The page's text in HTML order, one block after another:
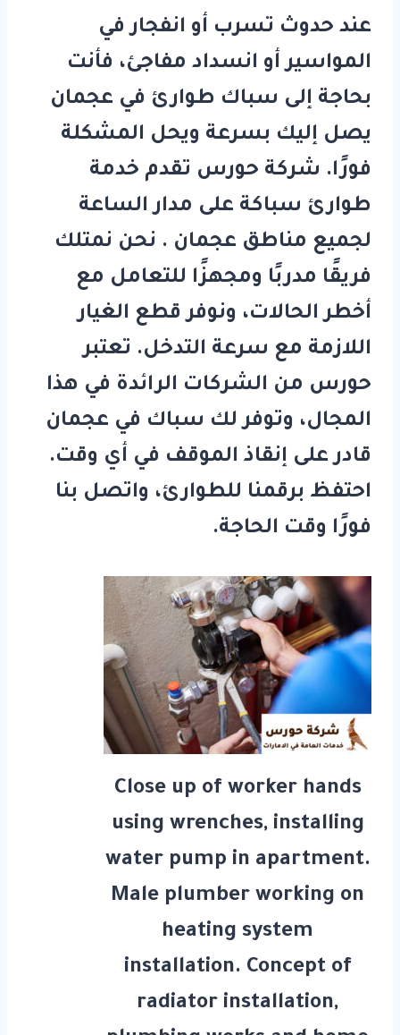
عند حدوث تسرب أو انفجار في
المواسير أو انسداد مفاجئ، فأنت
بحاجة إلى سباك طوارئ في عجمان
يصل إليك بسرعة ويحل المشكلة
فورًا. شركة حورس تقدم خدمة
طوارئ سباكة على مدار الساعة
لجميع مناطق عجمان . نحن نمتلك
فريقًا مدربًا ومجهزًا للتعامل مع
أخطر الحالات، ونوفر قطع الغيار
اللازمة مع سرعة التدخل. تعتبر
حورس من الشركات الرائدة في هذا
المجال، وتوفر لك سباك في عجمان
قادر على إنقاذ الموقف في أي وقت.
احتفظ برقمنا للطوارئ، واتصل بنا
فورًا وقت الحاجة.
Close up of worker hands
using wrenches, installing
water pump in apartment.
Male plumber working on
heating system
installation. Concept of
radiator installation,